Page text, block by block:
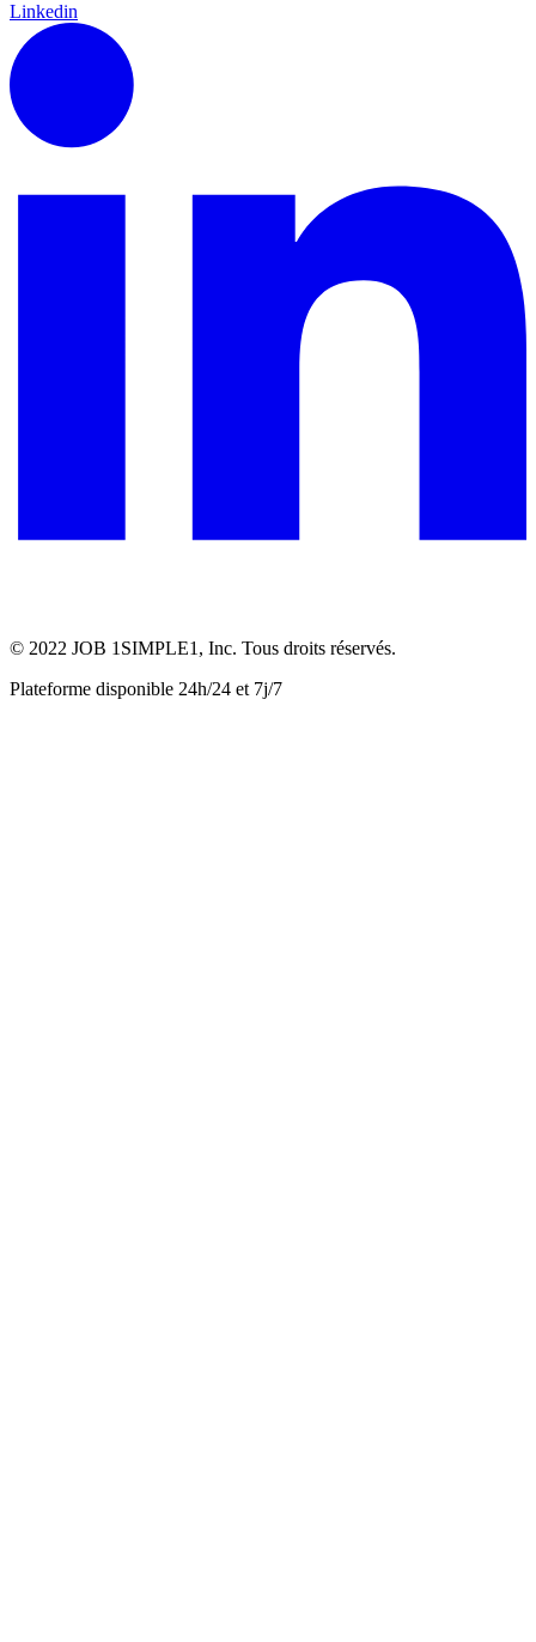
Linkedin
© 2022 JOB 1SIMPLE1, Inc. Tous droits réservés.
Plateforme disponible 24h/24 et 7j/7